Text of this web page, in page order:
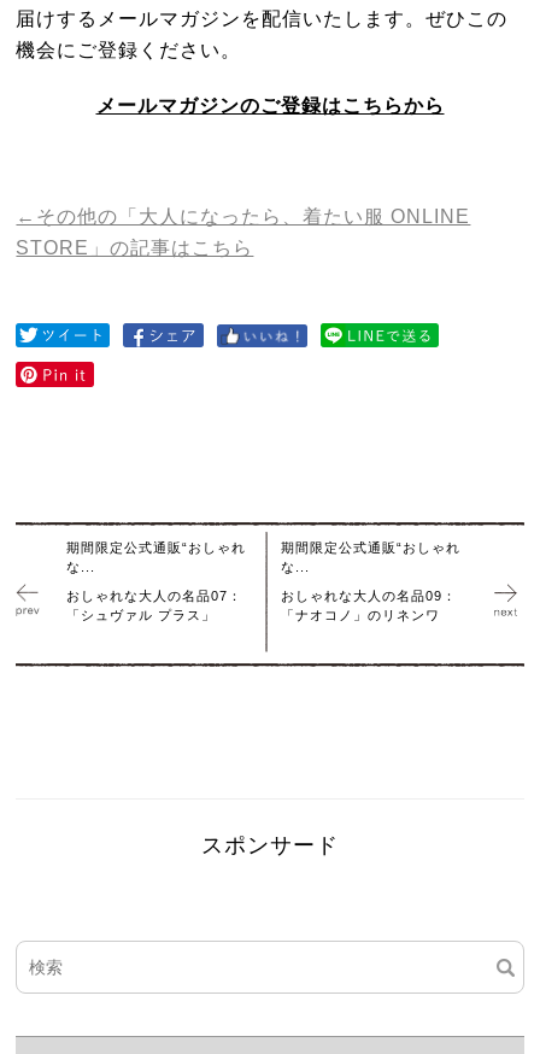
届けするメールマガジンを配信いたします。ぜひこの
機会にご登録ください。
メールマガジンのご登録はこちらから
←その他の「大人になったら、着たい服 ONLINE
STORE」の記事はこちら
期間限定公式通販“おしゃれ
な...
おしゃれな大人の名品07：
「シュヴァル プラス」
期間限定公式通販“おしゃれ
な...
おしゃれな大人の名品09：
「ナオコノ」のリネンワ
スポンサード